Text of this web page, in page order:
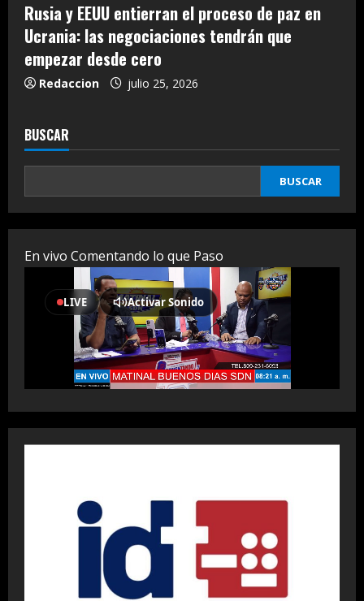
Rusia y EEUU entierran el proceso de paz en
Ucrania: las negociaciones tendrán que
empezar desde cero
Redaccion julio 25, 2026
BUSCAR
BUSCAR
En vivo Comentando lo que Paso